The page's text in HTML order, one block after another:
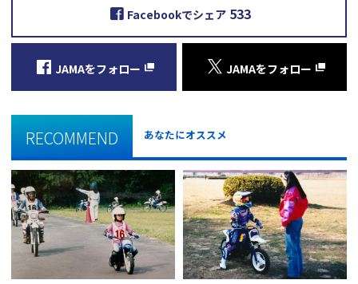
Facebookでシェア 533
JAMAをフォロー JAMAをフォロー
RECOMMEND あなたにオススメ